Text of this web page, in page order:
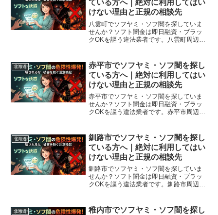
ている方へ｜絶対に利用してはい
けない理由と正規の相談先
八雲町でソフヤミ・ソフ闇を探していま
せんか？ソフト闇金は即日融資・ブラッ
クOKを謳う違法業者です。八雲町周辺で
読みください。
北海道
赤平市でソフヤミ・ソフ闇を探し
ている方へ｜絶対に利用してはい
けない理由と正規の相談先
赤平市でソフヤミ・ソフ闇を探していま
せんか？ソフト闇金は即日融資・ブラッ
クOKを謳う違法業者です。赤平市周辺で
読みください。
北海道
釧路市でソフヤミ・ソフ闇を探し
ている方へ｜絶対に利用してはい
けない理由と正規の相談先
釧路市でソフヤミ・ソフ闇を探していま
せんか？ソフト闇金は即日融資・ブラッ
クOKを謳う違法業者です。釧路市周辺で
読みください。
北海道
稚内市でソフヤミ・ソフ闇を探し